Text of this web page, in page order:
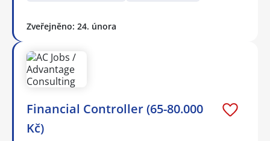
Zveřejněno: 24. února
Financial Controller (65-80.000
Kč)